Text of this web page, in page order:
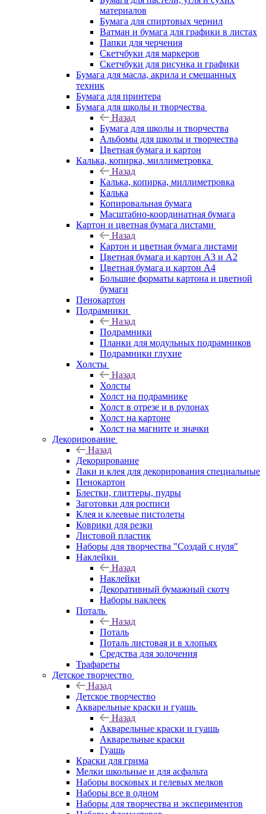
материалов
Бумага для спиртовых чернил
Ватман и бумага для графики в листах
Папки для черчения
Скетчбуки для маркеров
Скетчбуки для рисунка и графики
Бумага для масла, акрила и смешанных
техник
Бумага для принтера
Бумага для школы и творчества
Назад
Бумага для школы и творчества
Альбомы для школы и творчества
Цветная бумага и картон
Калька, копирка, миллиметровка
Назад
Калька, копирка, миллиметровка
Калька
Копировальная бумага
Масштабно-координатная бумага
Картон и цветная бумага листами
Назад
Картон и цветная бумага листами
Цветная бумага и картон А3 и А2
Цветная бумага и картон А4
Большие форматы картона и цветной
бумаги
Пенокартон
Подрамники
Назад
Подрамники
Планки для модульных подрамников
Подрамники глухие
Холсты
Назад
Холсты
Холст на подрамнике
Холст в отрезе и в рулонах
Холст на картоне
Холст на магните и значки
Декорирование
Назад
Декорирование
Лаки и клея для декорирования специальные
Пенокартон
Блестки, глиттеры, пудры
Заготовки для росписи
Клея и клеевые пистолеты
Коврики для резки
Листовой пластик
Наборы для творчества "Создай с нуля"
Наклейки
Назад
Наклейки
Декоративный бумажный скотч
Наборы наклеек
Поталь
Назад
Поталь
Поталь листовая и в хлопьях
Средства для золочения
Трафареты
Детское творчество
Назад
Детское творчество
Акварельные краски и гуашь
Назад
Акварельные краски и гуашь
Акварельные краски
Гуашь
Краски для грима
Мелки школьные и для асфальта
Наборы восковых и гелевых мелков
Наборы все в одном
Наборы для творчества и экспериментов